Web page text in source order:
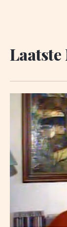
Laatste